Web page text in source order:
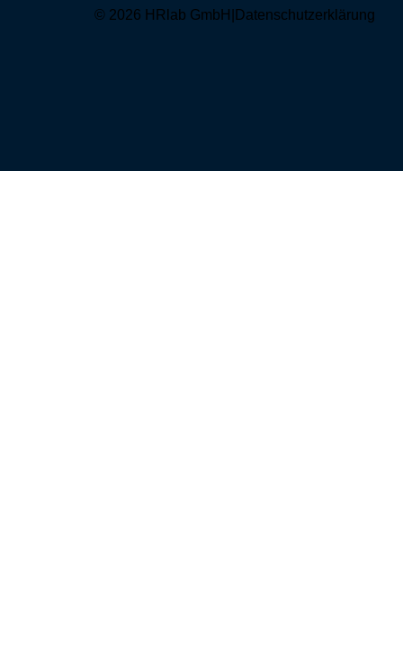
© 2026 HRlab GmbH Datenschutzerklärung